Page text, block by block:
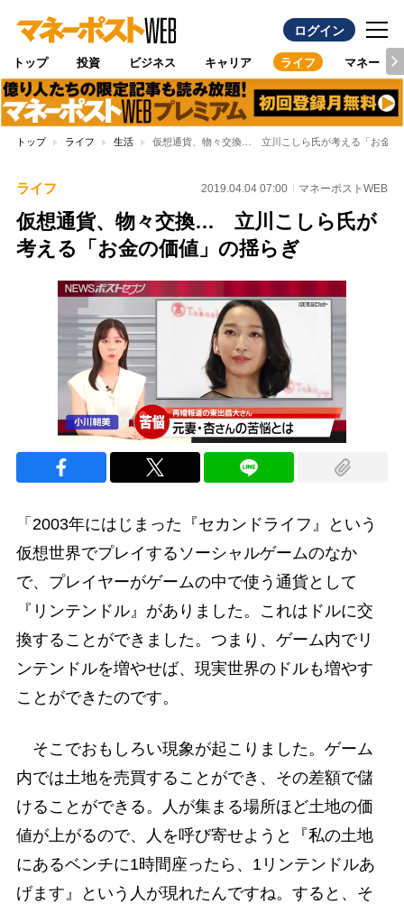
ログイン
トップ 投資 ビジネス キャリア ライフ マネー
トップ ライフ 生活 仮想通貨、物々交換… 立川こしら氏が考える「お金の
ライフ 2019.04.04 07:00 マネーポストWEB
仮想通貨、物々交換… 立川こしら氏が
考える「お金の価値」の揺らぎ
「2003年にはじまった『セカンドライフ』という
仮想世界でプレイするソーシャルゲームのなか
で、プレイヤーがゲームの中で使う通貨として
『リンテンドル』がありました。これはドルに交
換することができました。つまり、ゲーム内でリ
ンテンドルを増やせば、現実世界のドルも増やす
ことができたのです。
そこでおもしろい現象が起こりました。ゲーム
内では土地を売買することができ、その差額で儲
けることができる。人が集まる場所ほど土地の価
値が上がるので、人を呼び寄せようと『私の土地
にあるベンチに1時間座ったら、1リンテンドルあ
げます』という人が現れたんですね。すると、そ